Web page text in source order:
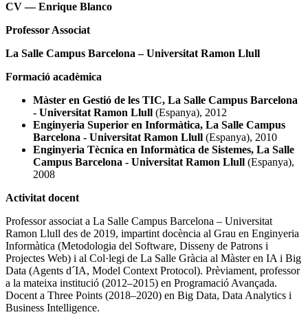
CV — Enrique Blanco
Professor Associat
La Salle Campus Barcelona – Universitat Ramon Llull
Formació acadèmica
Màster en Gestió de les TIC, La Salle Campus Barcelona
- Universitat Ramon Llull (Espanya), 2012
Enginyeria Superior en Informàtica, La Salle Campus
Barcelona - Universitat Ramon Llull (Espanya), 2010
Enginyeria Tècnica en Informàtica de Sistemes, La Salle
Campus Barcelona - Universitat Ramon Llull (Espanya),
2008
Activitat docent
Professor associat a La Salle Campus Barcelona – Universitat
Ramon Llull des de 2019, impartint docència al Grau en Enginyeria
Informàtica (Metodologia del Software, Disseny de Patrons i
Projectes Web) i al Col·legi de La Salle Gràcia al Màster en IA i Big
Data (Agents d´IA, Model Context Protocol). Prèviament, professor
a la mateixa institució (2012–2015) en Programació Avançada.
Docent a Three Points (2018–2020) en Big Data, Data Analytics i
Business Intelligence.